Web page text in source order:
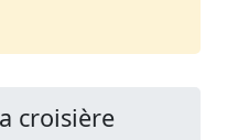
croisière